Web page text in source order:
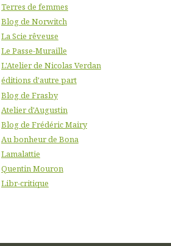
Terres de femmes
Blog de Norwitch
La Scie rêveuse
Le Passe-Muraille
L'Atelier de Nicolas Verdan
éditions d'autre part
Blog de Frasby
Atelier d'Augustin
Blog de Frédéric Mairy
Au bonheur de Bona
Lamalattie
Quentin Mouron
Libr-critique